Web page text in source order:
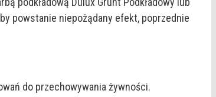
powstanie niepożądany efekt, poprzednie
do przechowywania żywności.